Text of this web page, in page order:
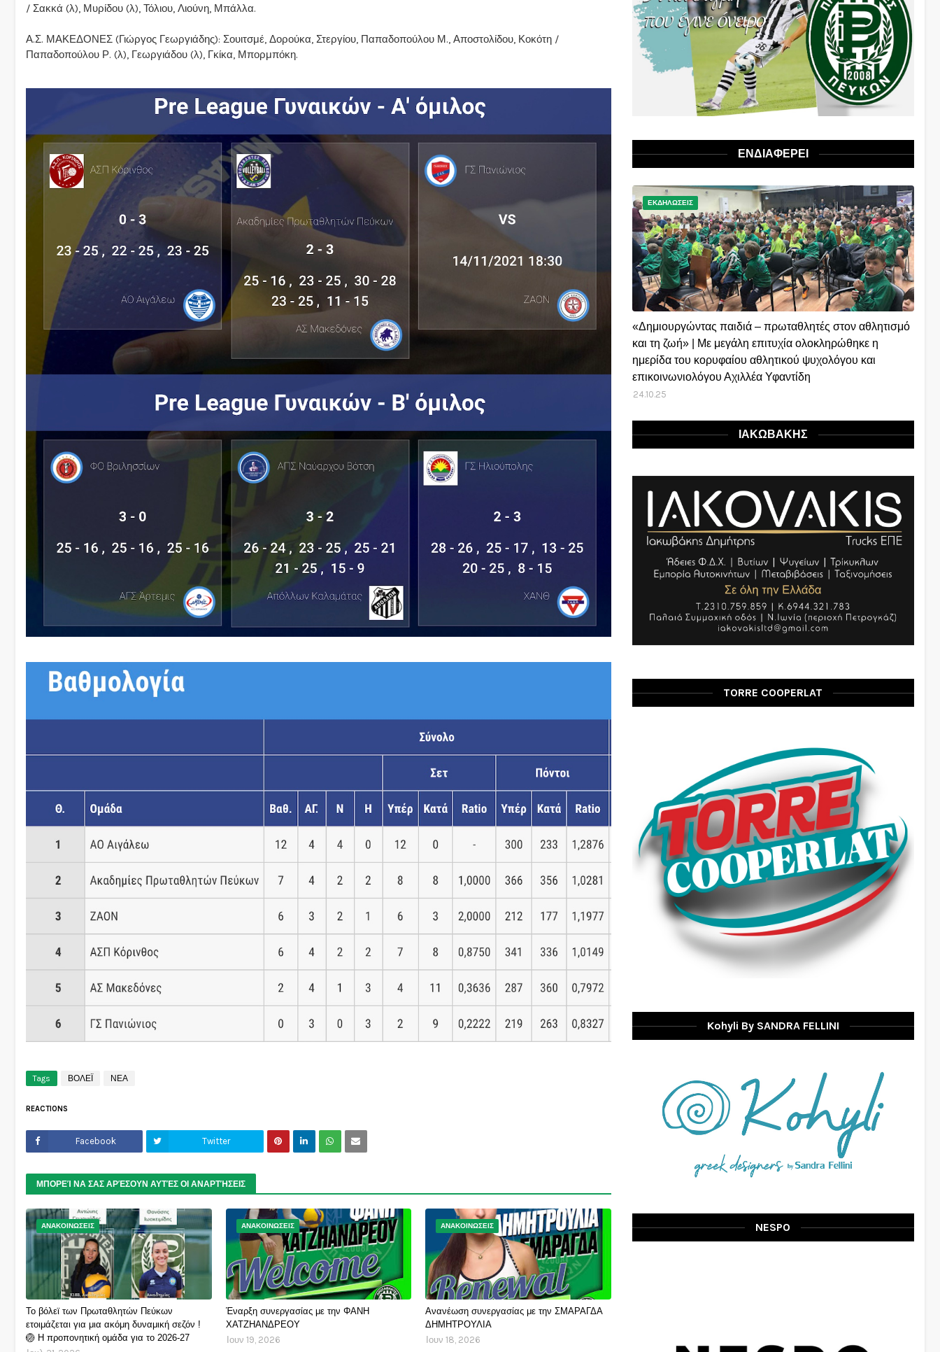
/ Σακκά (λ), Μυρίδου (λ), Τόλιου, Λιούνη, Μπάλλα.
Α.Σ. ΜΑΚΕΔΟΝΕΣ (Γιώργος Γεωργιάδης): Σουιτσμέ, Δορούκα, Στεργίου, Παπαδοπούλου Μ., Αποστολίδου, Κοκότη /
Παπαδοπούλου Ρ. (λ), Γεωργιάδου (λ), Γκίκα, Μπορμπόκη.
Tags ΒΟΛΕΪ ΝΕΑ
REACTIONS
Facebook Twitter
ΜΠΟΡΕΊ ΝΑ ΣΑΣ ΑΡΈΣΟΥΝ ΑΥΤΈΣ ΟΙ ΑΝΑΡΤΉΣΕΙΣ
ΑΝΑΚΟΙΝΩΣΕΙΣ
Το βόλεϊ των Πρωταθλητών Πεύκων
ετοιμάζεται για μια ακόμη δυναμική σεζόν !
🏐 Η προπονητική ομάδα για το 2026-27
ΑΝΑΚΟΙΝΩΣΕΙΣ
Έναρξη συνεργασίας με την ΦΑΝΗ
ΧΑΤΖΗΑΝΔΡΕΟΥ
Ιουν 19, 2026
ΑΝΑΚΟΙΝΩΣΕΙΣ
Ανανέωση συνεργασίας με την ΣΜΑΡΑΓΔΑ
ΔΗΜΗΤΡΟΥΛΙΑ
Ιουν 18, 2026
ΕΝΔΙΑΦΕΡΕΙ
ΕΚΔΗΛΩΣΕΙΣ
«Δημιουργώντας παιδιά – πρωταθλητές στον αθλητισμό
και τη ζωή» | Με μεγάλη επιτυχία ολοκληρώθηκε η
ημερίδα του κορυφαίου αθλητικού ψυχολόγου και
επικοινωνιολόγου Αχιλλέα Υφαντίδη
24.10.25
ΙΑΚΩΒΑΚΗΣ
TORRE COOPERLAT
Kohyli By SANDRA FELLINI
NESPO